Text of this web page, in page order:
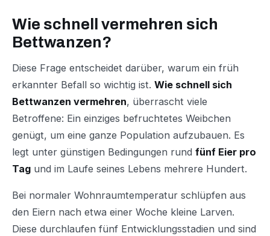
Wie schnell vermehren sich
Bettwanzen?
Diese Frage entscheidet darüber, warum ein früh
erkannter Befall so wichtig ist. Wie schnell sich
Bettwanzen vermehren, überrascht viele
Betroffene: Ein einziges befruchtetes Weibchen
genügt, um eine ganze Population aufzubauen. Es
legt unter günstigen Bedingungen rund fünf Eier pro
Tag und im Laufe seines Lebens mehrere Hundert.
Bei normaler Wohnraumtemperatur schlüpfen aus
den Eiern nach etwa einer Woche kleine Larven.
Diese durchlaufen fünf Entwicklungsstadien und sind